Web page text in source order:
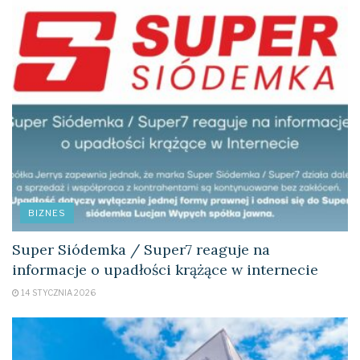
dokonywanie zakupu produktu lub usługi (4,33 pkt).
Wyniki te są spójne zarówno dla wybranych branż, jak i
krajów, a różnice są marginalne. W tym aspekcie
najwyżej została oceniona branża rozrywkowa oraz
usługi bankowe. Wyjątkiem są usługi medyczne w
Polsce, które otrzymały najniższą notę satysfakcji (3,95
pkt). Kluczowe okazało się poczucie bezpieczeństwa
powinien przebiegać wygodnie, sprawnie i efektywnie.
To właśnie cała suma doświadczeń składa się na
zadowolenie z transakcji.
Kolejny krok na ścieżce zakupowej, czyli rozpoczęcie
korzystania z wybranej usługi lub towaru, to pierwsza
weryfikacja obietnic złożonych przez firmę. Branża
telekomunikacyjna w Czechach oraz sektor opieki
zdrowotnej w Polsce uzyskały najniższe oceny, które
BIZNES
Super Siódemka / Super7 reaguje na
informacje o upadłości krążące w internecie
14 STYCZNIA 2026